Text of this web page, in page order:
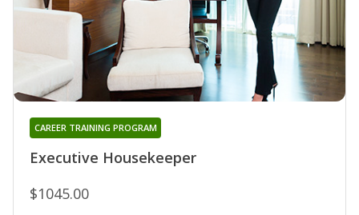
Executive Housekeeper
CAREER TRAINING PROGRAM
$1045.00